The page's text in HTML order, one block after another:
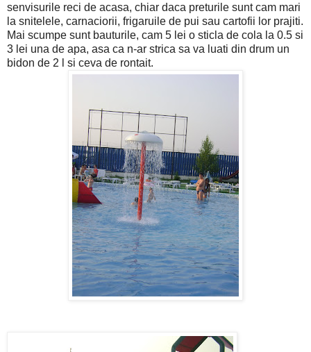
senvisurile reci de acasa, chiar daca preturile sunt cam mari
la snitelele, carnaciorii, frigaruile de pui sau cartofii lor prajiti.
Mai scumpe sunt bauturile, cam 5 lei o sticla de cola la 0.5 si
3 lei una de apa, asa ca n-ar strica sa va luati din drum un
bidon de 2 l si ceva de rontait.